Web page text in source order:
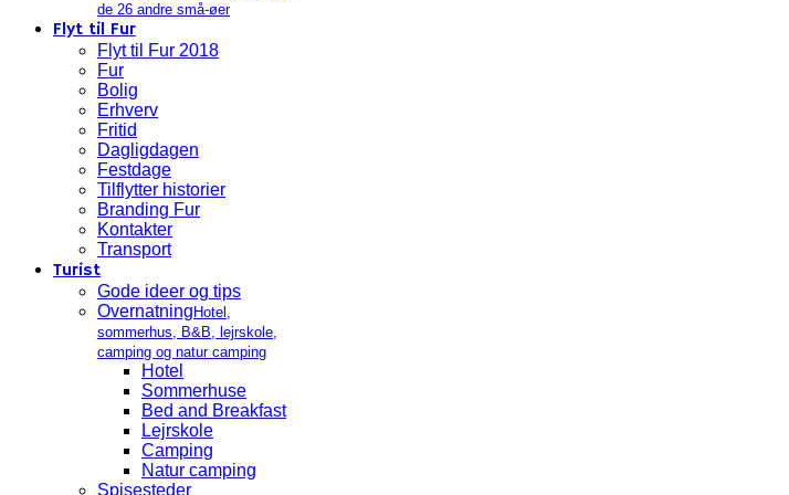
de 26 andre små-øer
Flyt til Fur
Flyt til Fur 2018
Fur
Bolig
Erhverv
Fritid
Dagligdagen
Festdage
Tilflytter historier
Branding Fur
Kontakter
Transport
Turist
Gode ideer og tips
Overnatning Hotel,
sommerhus, B&B, lejrskole,
camping og natur camping
Hotel
Sommerhuse
Bed and Breakfast
Lejrskole
Camping
Natur camping
Spisesteder